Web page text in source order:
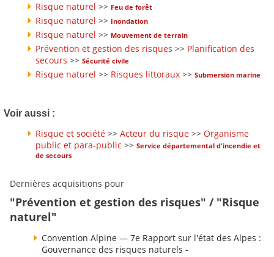
Risque naturel >> Feu de forêt
Risque naturel >> Inondation
Risque naturel >> Mouvement de terrain
Prévention et gestion des risques >> Planification des
secours >> Sécurité civile
Risque naturel >> Risques littoraux >> Submersion marine
Voir aussi :
Risque et société >> Acteur du risque >> Organisme
public et para-public >> Service départemental d'incendie et
de secours
Dernières acquisitions pour
"Prévention et gestion des risques" / "Risque
naturel"
Convention Alpine — 7e Rapport sur l'état des Alpes :
Gouvernance des risques naturels -